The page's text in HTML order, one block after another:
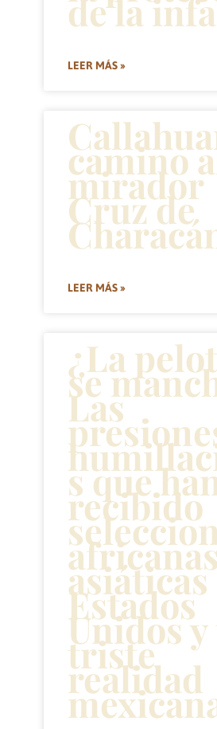
de la
LEER MÁS »
camino
mirador
Cruz de
LEER MÁS »
¿La
se
Las
s que
recibido
asiáticas
Estados
Unidos y
triste
realidad